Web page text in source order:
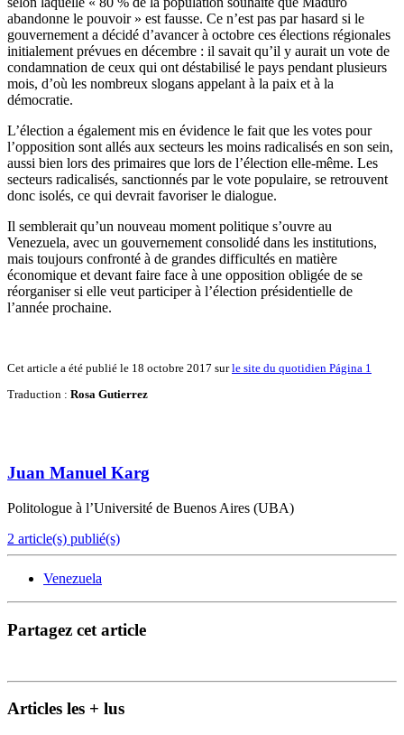
abandonne le pouvoir » est fausse. Ce n’est pas par hasard si le
gouvernement a décidé d’avancer à octobre ces élections régionales
initialement prévues en décembre : il savait qu’il y aurait un vote de
condamnation de ceux qui ont déstabilisé le pays pendant plusieurs
mois, d’où les nombreux slogans appelant à la paix et à la
démocratie.
L’élection a également mis en évidence le fait que les votes pour
l’opposition sont allés aux secteurs les moins radicalisés en son sein,
aussi bien lors des primaires que lors de l’élection elle-même. Les
secteurs radicalisés, sanctionnés par le vote populaire, se retrouvent
donc isolés, ce qui devrait favoriser le dialogue.
Il semblerait qu’un nouveau moment politique s’ouvre au
Venezuela, avec un gouvernement consolidé dans les institutions,
mais toujours confronté à de grandes difficultés en matière
économique et devant faire face à une opposition obligée de se
réorganiser si elle veut participer à l’élection présidentielle de
l’année prochaine.
Cet article a été publié le 18 octobre 2017 surle site du quotidien Página 1
Traduction : Rosa Gutierrez
Juan Manuel Karg
Politologue à l’Université de Buenos Aires (UBA)
2 article(s) publié(s)
Venezuela
Partagez cet article
Articles les + lus